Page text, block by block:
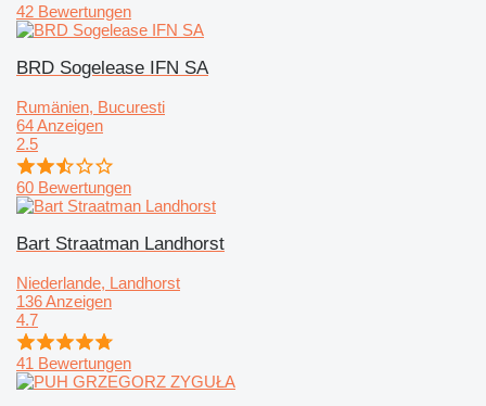
42 Bewertungen
BRD Sogelease IFN SA
Rumänien, Bucuresti
64 Anzeigen
2.5
60 Bewertungen
Bart Straatman Landhorst
Niederlande, Landhorst
136 Anzeigen
4.7
41 Bewertungen